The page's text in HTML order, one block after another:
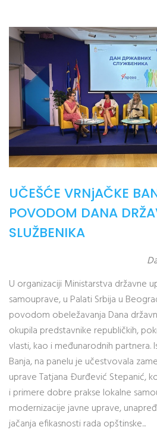
UČEŠĆE VRNjAČKE
POVODOM DANA
SLUŽBENIKA
U organizaciji Ministarstva državne
samouprave, u Palati Srbija u
povodom obeležavanja Dana
okupila predstavnike republičkih,
vlasti, kao i međunarodnih partnera.
Banja, na panelu je učestvovala
uprave Tatjana Đurđević Stepanić,
i primere dobre prakse lokalne
modernizacije javne uprave,
jačanja efikasnosti rada opštinske...